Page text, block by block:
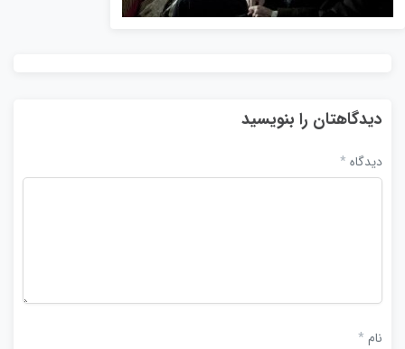
دیدگاهتان را بنویسید
دیدگاه *
نام *